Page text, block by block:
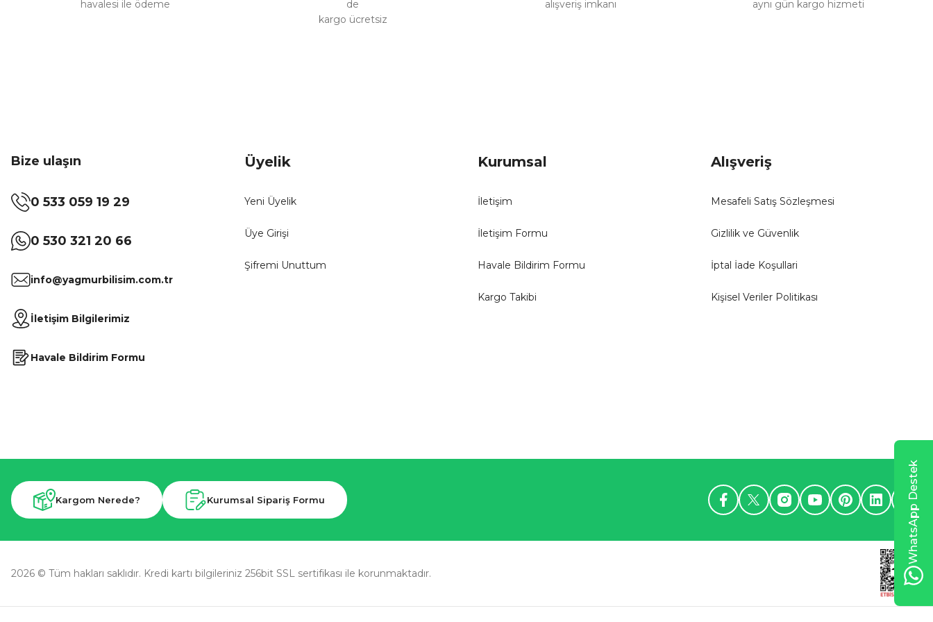
havalesi ile ödeme
de
kargo ücretsiz
alışveriş imkanı
aynı gün kargo hizmeti
Bize ulaşın
0 533 059 19 29
0 530 321 20 66
info@yagmurbilisim.com.tr
İletişim Bilgilerimiz
Havale Bildirim Formu
Üyelik
Yeni Üyelik
Üye Girişi
Şifremi Unuttum
Kurumsal
İletişim
İletişim Formu
Havale Bildirim Formu
Kargo Takibi
Alışveriş
Mesafeli Satış Sözleşmesi
Gizlilik ve Güvenlik
İptal İade Koşullari
Kişisel Veriler Politikası
Kargom Nerede? Kurumsal Sipariş Formu
2026 © Tüm hakları saklıdır. Kredi kartı bilgileriniz 256bit SSL sertifikası ile korunmaktadır.
WhatsApp Destek